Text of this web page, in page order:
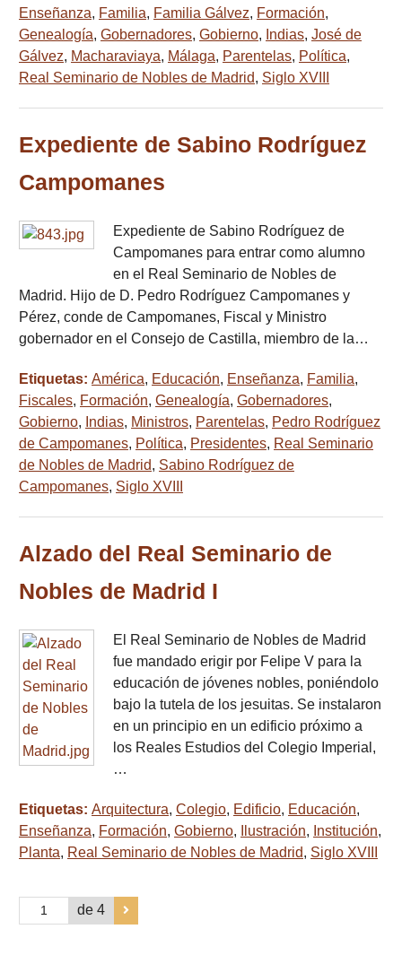
Enseñanza, Familia, Familia Gálvez, Formación,
Genealogía, Gobernadores, Gobierno, Indias, José de
Gálvez, Macharaviaya, Málaga, Parentelas, Política,
Real Seminario de Nobles de Madrid, Siglo XVIII
Expediente de Sabino Rodríguez
Campomanes
Expediente de Sabino Rodríguez de
Campomanes para entrar como alumno
en el Real Seminario de Nobles de
Madrid. Hijo de D. Pedro Rodríguez Campomanes y
Pérez, conde de Campomanes, Fiscal y Ministro
gobernador en el Consejo de Castilla, miembro de la…
Etiquetas: América, Educación, Enseñanza, Familia,
Fiscales, Formación, Genealogía, Gobernadores,
Gobierno, Indias, Ministros, Parentelas, Pedro Rodríguez
de Campomanes, Política, Presidentes, Real Seminario
de Nobles de Madrid, Sabino Rodríguez de
Campomanes, Siglo XVIII
Alzado del Real Seminario de
Nobles de Madrid I
El Real Seminario de Nobles de Madrid
fue mandado erigir por Felipe V para la
educación de jóvenes nobles, poniéndolo
bajo la tutela de los jesuitas. Se instalaron
en un principio en un edificio próximo a
los Reales Estudios del Colegio Imperial,
…
Etiquetas: Arquitectura, Colegio, Edificio, Educación,
Enseñanza, Formación, Gobierno, Ilustración, Institución,
Planta, Real Seminario de Nobles de Madrid, Siglo XVIII
de 4